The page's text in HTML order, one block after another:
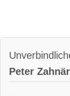
Peter